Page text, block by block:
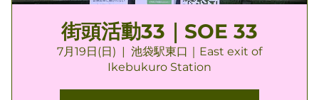
街頭活動33｜SOE 33
7月19日(日)
  |
池袋駅東口｜East exit of
Ikebukuro Station